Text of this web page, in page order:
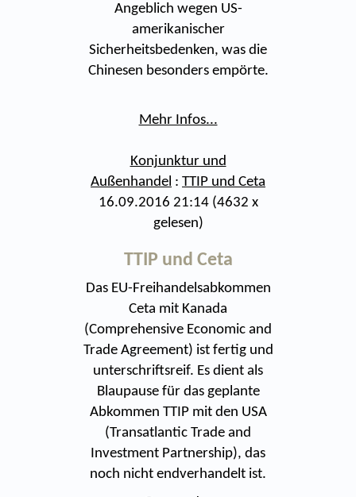
Angeblich wegen US-
amerikanischer
Sicherheitsbedenken, was die
Chinesen besonders empörte.
Mehr Infos...
Konjunktur und
Außenhandel : TTIP und Ceta
16.09.2016 21:14(4632 x
gelesen)
TTIP und Ceta
Das EU-Freihandelsabkommen
Ceta mit Kanada
(Comprehensive Economic and
Trade Agreement) ist fertig und
unterschriftsreif. Es dient als
Blaupause für das geplante
Abkommen TTIP mit den USA
(Transatlantic Trade and
Investment Partnership), das
noch nicht endverhandelt ist.